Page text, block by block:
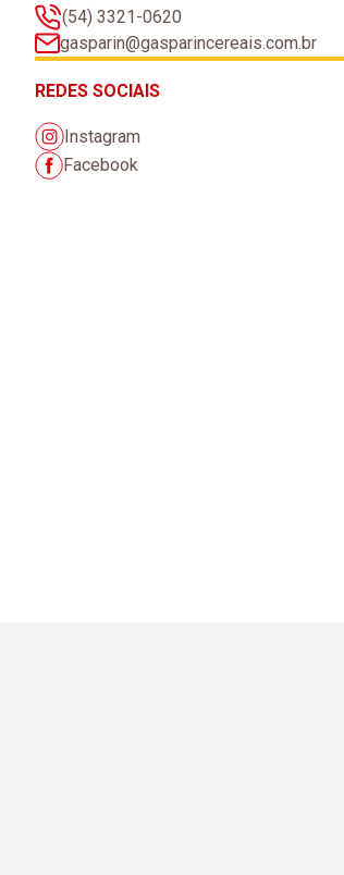
(54) 3321-0620
gasparin@gasparincereais.com.br
REDES SOCIAIS
Instagram
Facebook